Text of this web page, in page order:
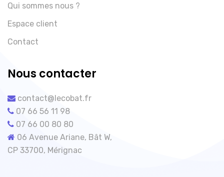
Qui sommes nous ?
Espace client
Contact
Nous contacter
contact@lecobat.fr
07 66 56 11 98
07 66 00 80 80
06 Avenue Ariane, Bât W,
CP 33700, Mérignac